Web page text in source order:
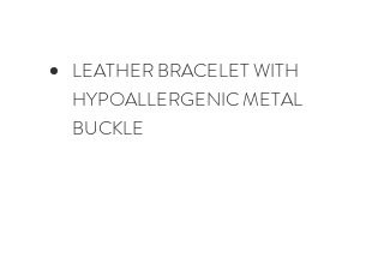
LEATHER BRACELET WITH
HYPOALLERGENIC METAL
BUCKLE